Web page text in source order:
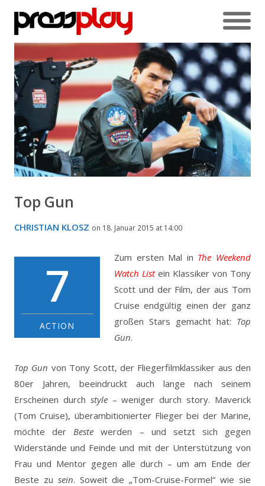
Top Gun
CHRISTIAN KLOSZ on 18. Januar 2015 at 14:00
7
ACTION
Zum ersten Mal in The Weekend
Watch Listein Klassiker von Tony
Scott und der Film, der aus Tom
Cruise endgültig einen der ganz
großen Stars gemacht hat: Top
Gun.
Top Gun von Tony Scott, der Fliegerfilmklassiker aus den
80er Jahren, beeindruckt auch lange nach seinem
Erscheinen durch style– weniger durch story. Maverick
(Tom Cruise), überambitionierter Flieger bei der Marine,
möchte der Beste werden – und setzt sich gegen
Widerstände und Feinde und mit der Unterstützung von
Frau und Mentor gegen alle durch – um am Ende der
Beste zu sein. Soweit die „Tom-Cruise-Formel“ wie sie